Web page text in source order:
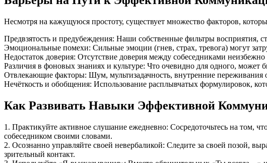
Несмотря на кажущуюся простоту, существует множество факторов,
Предвзятость и предубеждения: Наши собственные фильтры
Эмоциональные помехи: Сильные эмоции (гнев, страх, тревога) могут
Недостаток доверия: Отсутствие доверия между собеседниками
Различия в фоновых знаниях и культуре: Что очевидно для одного, может
Отвлекающие факторы: Шум, мультизадачность, внутренние переживания
Нечёткость и обобщения: Использование расплывчатых формулировок,
Как Развивать Навыки Эффективной
1. Практикуйте активное слушание ежедневно: Сосредоточьтесь на том,
собеседником своими словами.
2. Осознанно управляйте своей невербаликой: Следите за своей позой,
зрительный контакт.